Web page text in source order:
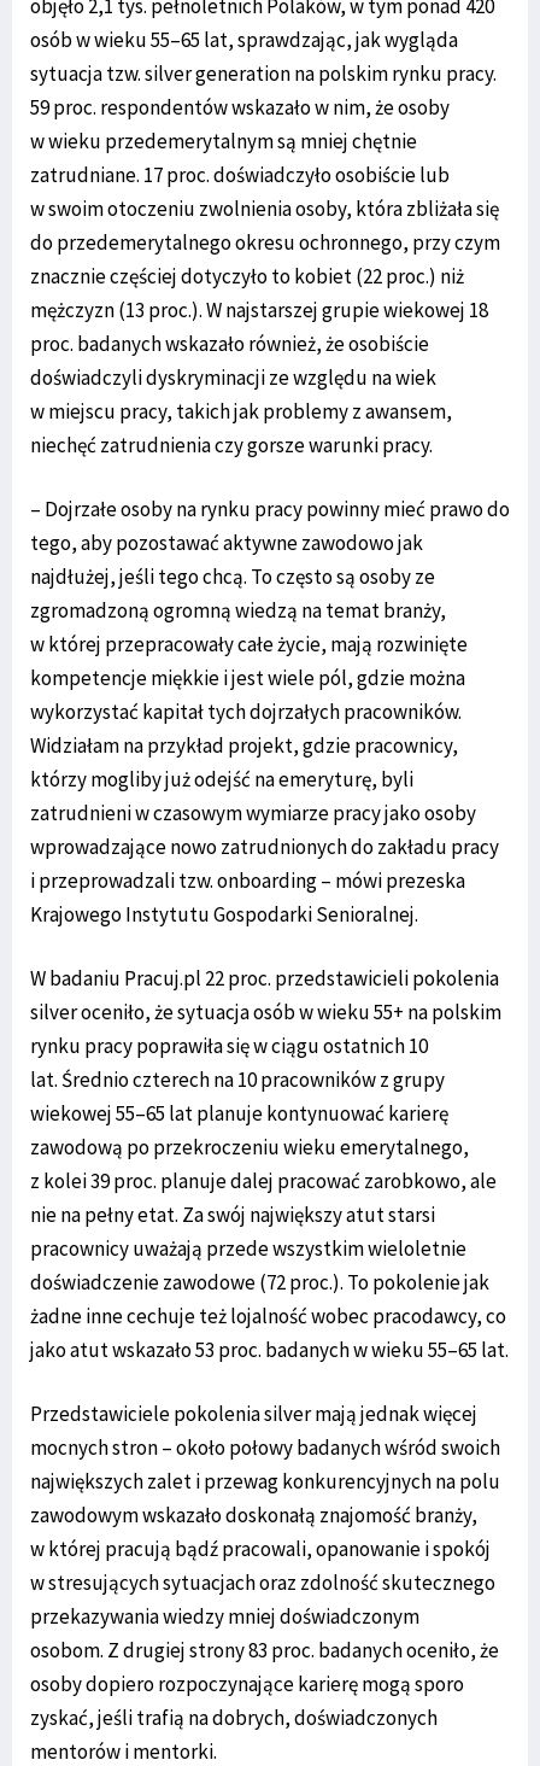
objęło 2,1 tys. pełnoletnich Polaków, w tym ponad 420
osób w wieku 55–65 lat, sprawdzając, jak wygląda
sytuacja tzw. silver generation na polskim rynku pracy.
59 proc. respondentów wskazało w nim, że osoby
w wieku przedemerytalnym są mniej chętnie
zatrudniane. 17 proc. doświadczyło osobiście lub
w swoim otoczeniu zwolnienia osoby, która zbliżała się
do przedemerytalnego okresu ochronnego, przy czym
znacznie częściej dotyczyło to kobiet (22 proc.) niż
mężczyzn (13 proc.). W najstarszej grupie wiekowej 18
proc. badanych wskazało również, że osobiście
doświadczyli dyskryminacji ze względu na wiek
w miejscu pracy, takich jak problemy z awansem,
niechęć zatrudnienia czy gorsze warunki pracy.
– Dojrzałe osoby na rynku pracy powinny mieć prawo do
tego, aby pozostawać aktywne zawodowo jak
najdłużej, jeśli tego chcą. To często są osoby ze
zgromadzoną ogromną wiedzą na temat branży,
w której przepracowały całe życie, mają rozwinięte
kompetencje miękkie i jest wiele pól, gdzie można
wykorzystać kapitał tych dojrzałych pracowników.
Widziałam na przykład projekt, gdzie pracownicy,
którzy mogliby już odejść na emeryturę, byli
zatrudnieni w czasowym wymiarze pracy jako osoby
wprowadzające nowo zatrudnionych do zakładu pracy
i przeprowadzali tzw. onboarding – mówi prezeska
Krajowego Instytutu Gospodarki Senioralnej.
W badaniu Pracuj.pl 22 proc. przedstawicieli pokolenia
silver oceniło, że sytuacja osób w wieku 55+ na polskim
rynku pracy poprawiła się w ciągu ostatnich 10
lat. Średnio czterech na 10 pracowników z grupy
wiekowej 55–65 lat planuje kontynuować karierę
zawodową po przekroczeniu wieku emerytalnego,
z kolei 39 proc. planuje dalej pracować zarobkowo, ale
nie na pełny etat. Za swój największy atut starsi
pracownicy uważają przede wszystkim wieloletnie
doświadczenie zawodowe (72 proc.). To pokolenie jak
żadne inne cechuje też lojalność wobec pracodawcy, co
jako atut wskazało 53 proc. badanych w wieku 55–65 lat.
Przedstawiciele pokolenia silver mają jednak więcej
mocnych stron – około połowy badanych wśród swoich
największych zalet i przewag konkurencyjnych na polu
zawodowym wskazało doskonałą znajomość branży,
w której pracują bądź pracowali, opanowanie i spokój
w stresujących sytuacjach oraz zdolność skutecznego
przekazywania wiedzy mniej doświadczonym
osobom. Z drugiej strony 83 proc. badanych oceniło, że
osoby dopiero rozpoczynające karierę mogą sporo
zyskać, jeśli trafią na dobrych, doświadczonych
mentorów i mentorki.